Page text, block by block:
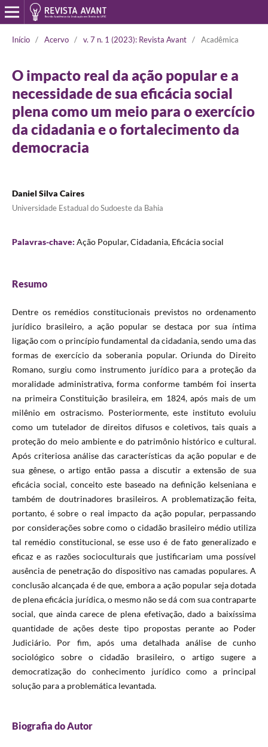
Início / Acervo / v. 7 n. 1 (2023): Revista Avant / Acadêmica
O impacto real da ação popular e a
necessidade de sua eficácia social
plena como um meio para o exercício
da cidadania e o fortalecimento da
democracia
Daniel Silva Caires
Universidade Estadual do Sudoeste da Bahia
Palavras-chave: Ação Popular, Cidadania, Eficácia social
Resumo
Dentre os remédios constitucionais previstos no ordenamento
jurídico brasileiro, a ação popular se destaca por sua íntima
ligação com o princípio fundamental da cidadania, sendo uma das
formas de exercício da soberania popular. Oriunda do Direito
Romano, surgiu como instrumento jurídico para a proteção da
moralidade administrativa, forma conforme também foi inserta
na primeira Constituição brasileira, em 1824, após mais de um
milênio em ostracismo. Posteriormente, este instituto evoluiu
como um tutelador de direitos difusos e coletivos, tais quais a
proteção do meio ambiente e do patrimônio histórico e cultural.
Após criteriosa análise das características da ação popular e de
sua gênese, o artigo então passa a discutir a extensão de sua
eficácia social, conceito este baseado na definição kelseniana e
também de doutrinadores brasileiros. A problematização feita,
portanto, é sobre o real impacto da ação popular, perpassando
por considerações sobre como o cidadão brasileiro médio utiliza
tal remédio constitucional, se esse uso é de fato generalizado e
eficaz e as razões socioculturais que justificariam uma possível
ausência de penetração do dispositivo nas camadas populares. A
conclusão alcançada é de que, embora a ação popular seja dotada
de plena eficácia jurídica, o mesmo não se dá com sua contraparte
social, que ainda carece de plena efetivação, dado a baixíssima
quantidade de ações deste tipo propostas perante ao Poder
Judiciário. Por fim, após uma detalhada análise de cunho
sociológico sobre o cidadão brasileiro, o artigo sugere a
democratização do conhecimento jurídico como a principal
solução para a problemática levantada.
Biografia do Autor